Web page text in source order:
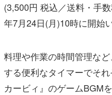
(3,500円 税込／送料・手
年7月24日(月)10時に開始
料理や作業の時間管理な
する便利なタイマーでそ
カービィ』のゲームBGM